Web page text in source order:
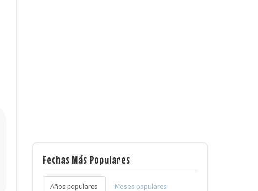
Fechas Más Populares
Años populares Meses populares